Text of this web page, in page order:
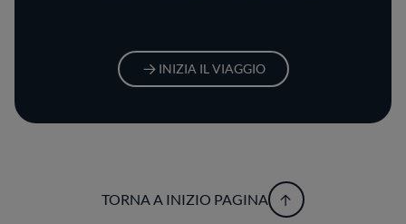
INIZIA IL VIAGGIO
TORNA A INIZIO PAGINA